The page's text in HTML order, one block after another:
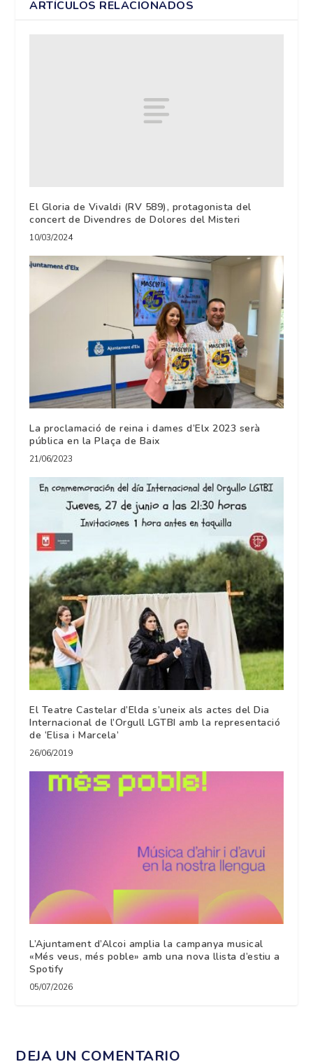
ARTÍCULOS RELACIONADOS
El Gloria de Vivaldi (RV 589), protagonista del
concert de Divendres de Dolores del Misteri
10/03/2024
La proclamació de reina i dames d’Elx 2023 serà
pública en la Plaça de Baix
21/06/2023
El Teatre Castelar d’Elda s’uneix als actes del Dia
Internacional de l’Orgull LGTBI amb la representació
de ‘Elisa i Marcela’
26/06/2019
L’Ajuntament d’Alcoi amplia la campanya musical
«Més veus, més poble» amb una nova llista d’estiu a
Spotify
05/07/2026
DEJA UN COMENTARIO